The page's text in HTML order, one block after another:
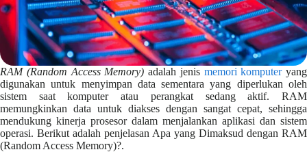
RAM (Random Access Memory) adalah jenis memori komputeryang
digunakan untuk menyimpan data sementara yang diperlukan oleh
sistem saat komputer atau perangkat sedang aktif. RAM
memungkinkan data untuk diakses dengan sangat cepat, sehingga
mendukung kinerja prosesor dalam menjalankan aplikasi dan sistem
operasi. Berikut adalah penjelasan Apa yang Dimaksud dengan RAM
(Random Access Memory)?.